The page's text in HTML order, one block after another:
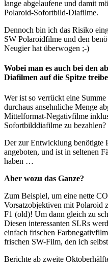
lange abgelaufene und damit
Polaroid-Sofortbild-Diafilme.
Dennoch bin ich das Risiko
SW Polaroidfilme und den
Neugier hat überwogen ;-)
Wobei man es auch bei den
Diafilmen auf die Spitze
Wer ist so verrückt eine
durchaus ansehnliche Menge
Mittelformat-Negativfilme
Sofortbilddiafilme zu bezahlen?
Der zur Entwicklung benötigte
angeboten, und ist in seltenen
haben …
Aber wozu das Ganze?
Zum Beispiel, um eine nette
Vorsatzobjektiven mit Polaroid
F1 (old)! Um dann gleich zu
Diesen interessanten SLRs
einfach frischen
frischen SW-Film, den ich
Berichte ab zweite